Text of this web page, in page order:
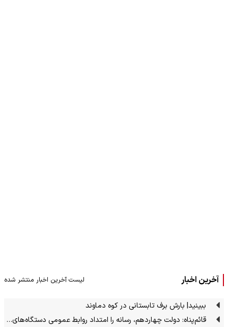
آخرین اخبار لیست آخرین اخبار منتشر شده
ببینید| بارش برف تابستانی در کوه دماوند
قائم‌پناه: دولت چهاردهم، رسانه را امتداد روابط عمومی دستگاه‌های…